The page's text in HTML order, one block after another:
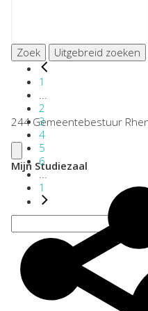
Zoek
Uitgebreid zoeken
1
2
3
4
5
6
...
1
244 Gemeentebestuur
Mijn Studiezaal